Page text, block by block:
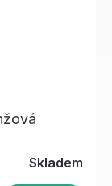
Skladem